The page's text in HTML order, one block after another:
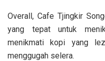
Overall, Cafe Tjingkir
yang tepat untuk
menikmati kopi yang
menggugah selera.